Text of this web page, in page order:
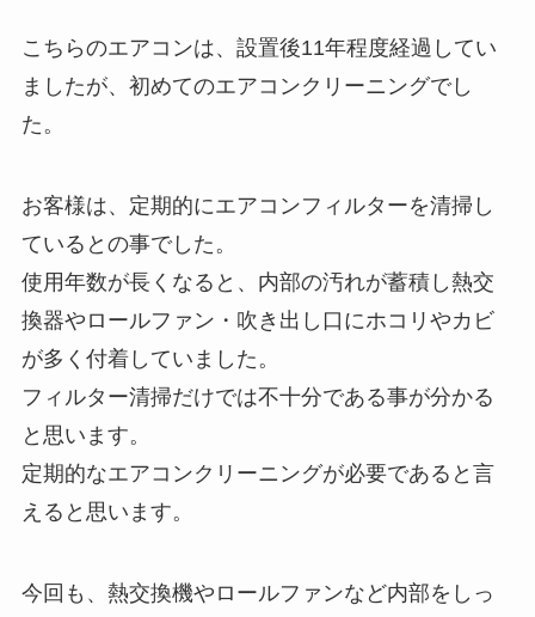
こちらのエアコンは、設置後11年程度経過してい
ましたが、初めてのエアコンクリーニングでし
た。
お客様は、定期的にエアコンフィルターを清掃し
ているとの事でした。
使用年数が長くなると、内部の汚れが蓄積し熱交
換器やロールファン・吹き出し口にホコリやカビ
が多く付着していました。
フィルター清掃だけでは不十分である事が分かる
と思います。
定期的なエアコンクリーニングが必要であると言
えると思います。
今回も、熱交換機やロールファンなど内部をしっ